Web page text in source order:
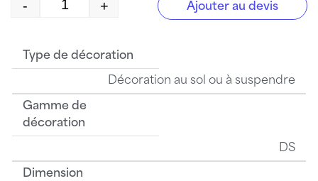
quantité de RTGBB1204
- + Ajouter au devis
Type de décoration
Décoration au sol ou à suspendre
Gamme de
décoration
DS
Dimension